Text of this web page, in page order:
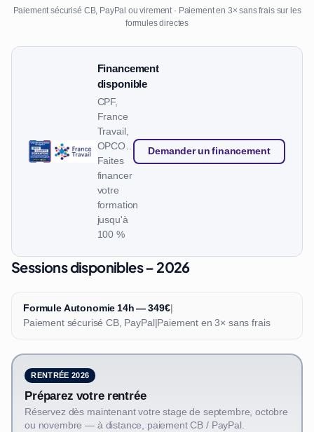
Paiement sécurisé CB, PayPal ou virement · Paiement en 3× sans frais sur les
formules directes
Financement
disponible
CPF,
France
Travail,
OPCO…
Faites
financer
votre
formation
jusqu'à
100 %
Demander un financement
Sessions disponibles – 2026
Formule Autonomie 14h — 349€|
Paiement sécurisé CB, PayPal|Paiement en 3× sans frais
RENTRÉE 2026
Préparez votre rentrée
Réservez dès maintenant votre stage de septembre, octobre
ou novembre — à distance, paiement CB / PayPal.